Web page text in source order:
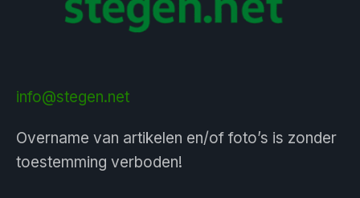
info@stegen.net
Overname van artikelen en/of foto’s is zonder
toestemming verboden!